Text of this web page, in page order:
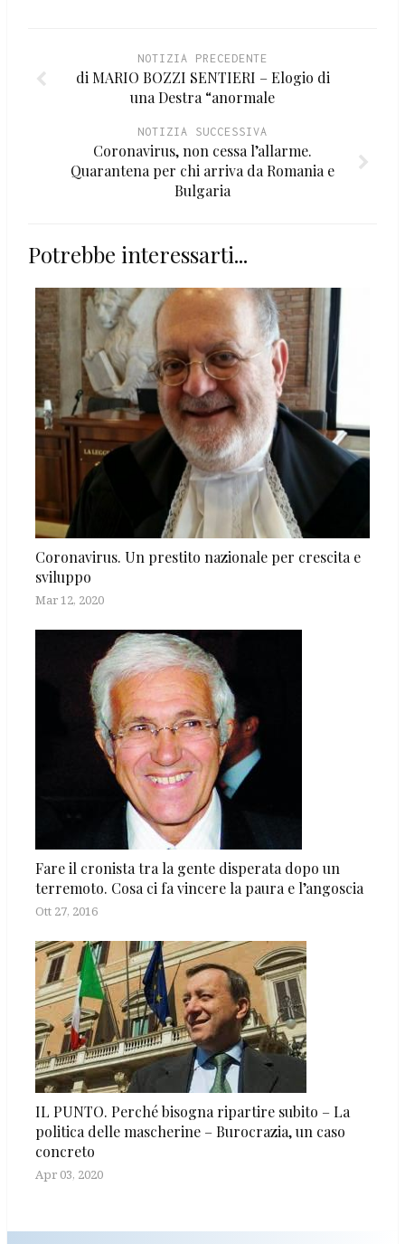
NOTIZIA PRECEDENTE
di MARIO BOZZI SENTIERI – Elogio di
una Destra “anormale
NOTIZIA SUCCESSIVA
Coronavirus, non cessa l’allarme.
Quarantena per chi arriva da Romania e
Bulgaria
Potrebbe interessarti...
Coronavirus. Un prestito nazionale per crescita e
sviluppo
Mar 12, 2020
Fare il cronista tra la gente disperata dopo un
terremoto. Cosa ci fa vincere la paura e l’angoscia
Ott 27, 2016
IL PUNTO. Perché bisogna ripartire subito – La
politica delle mascherine – Burocrazia, un caso
concreto
Apr 03, 2020